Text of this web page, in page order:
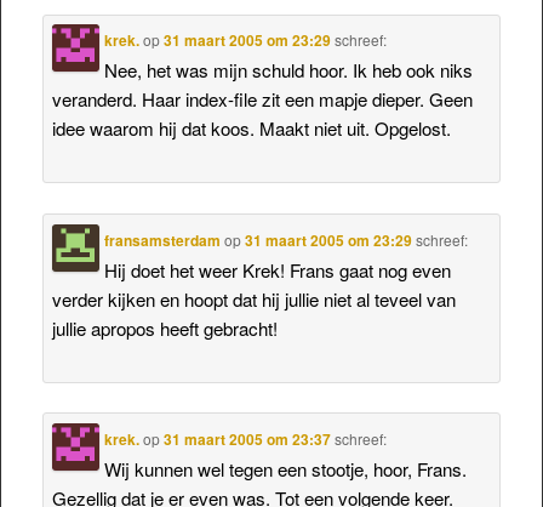
krek.op31 maart 2005 om 23:29 schreef:
Nee, het was mijn schuld hoor. Ik heb ook niks
veranderd. Haar index-file zit een mapje dieper. Geen
idee waarom hij dat koos. Maakt niet uit. Opgelost.
fransamsterdam op31 maart 2005 om 23:29 schreef:
Hij doet het weer Krek! Frans gaat nog even
verder kijken en hoopt dat hij jullie niet al teveel van
jullie apropos heeft gebracht!
krek.op31 maart 2005 om 23:37 schreef:
Wij kunnen wel tegen een stootje, hoor, Frans.
Gezellig dat je er even was. Tot een volgende keer.